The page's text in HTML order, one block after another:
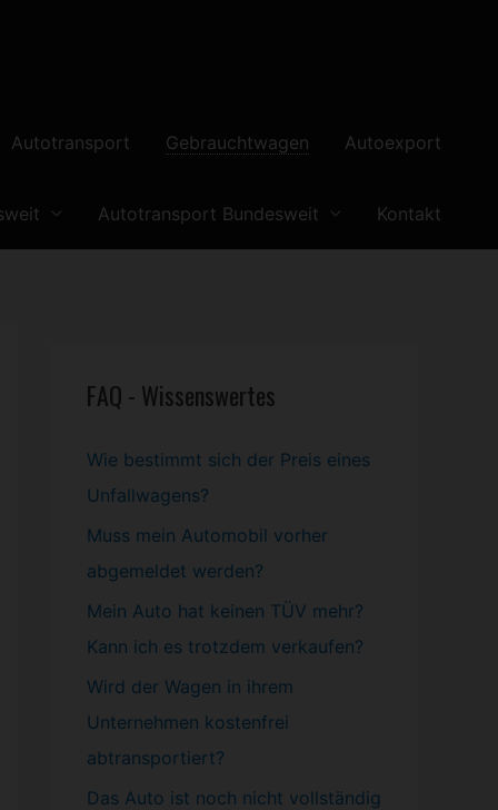
Autotransport Gebrauchtwagen Autoexport
Autotransport Bundesweit Kontakt
FAQ - Wissenswertes
Wie bestimmt sich der Preis eines
Unfallwagens?
Muss mein Automobil vorher
abgemeldet werden?
Mein Auto hat keinen TÜV mehr?
Kann ich es trotzdem verkaufen?
Wird der Wagen in ihrem
Unternehmen kostenfrei
abtransportiert?
Das Auto ist noch nicht vollständig